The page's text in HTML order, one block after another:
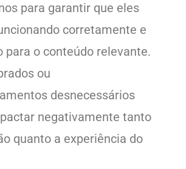
para garantir que eles
corretamente e
para o conteúdo relevante.
ou
desnecessários
negativamente tanto
quanto a experiência do